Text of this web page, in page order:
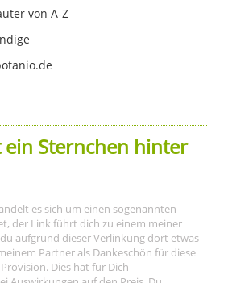
von A-Z
ein Sternchen hinter
es sich um einen sogenannten
der Link führt dich zu einem meiner
aufgrund dieser Verlinkung dort etwas
Partner als Dankeschön für diese
Dies hat für Dich